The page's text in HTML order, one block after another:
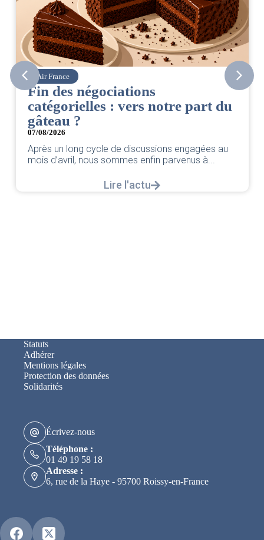
Air France
Fin des négociations
catégorielles : vers notre part du
gâteau ?
07/08/2026
Après un long cycle de discussions engagées au
mois d’avril, nous sommes enfin parvenus à...
Lire l'actu
Statuts
Adhérer
Mentions légales
Protection des données
Solidarités
Écrivez-nous
Téléphone :
01 49 19 58 18
Adresse :
6, rue de la Haye - 95700 Roissy-en-France